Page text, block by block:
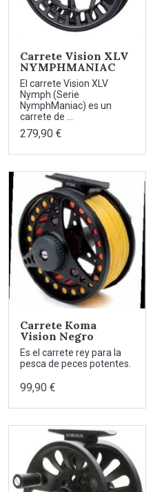
Carrete Vision XLV
NYMPHMANIAC
El carrete Vision XLV
Nymph (Serie
NymphManiac) es un
carrete de ...
279,90 €
Carrete Koma
Vision Negro
Es el carrete rey para la
pesca de peces potentes.
99,90 €